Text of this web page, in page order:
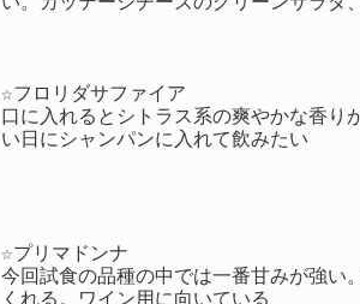
☆フロリダサファイア
口に入れるとシトラス系の爽やかな香り
い日にシャンパンに入れて飲みたい
☆プリマドンナ
今回試食の品種の中では一番甘みが強い
くれる。ワイン用に向いている